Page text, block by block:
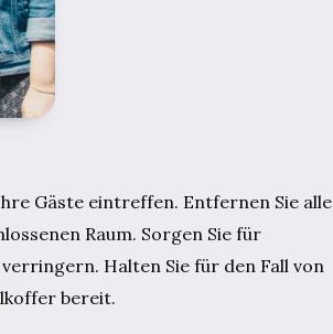
Gäste eintreffen. Entfernen Sie alle
Raum. Sorgen Sie für
Halten Sie für den Fall von
bereit.